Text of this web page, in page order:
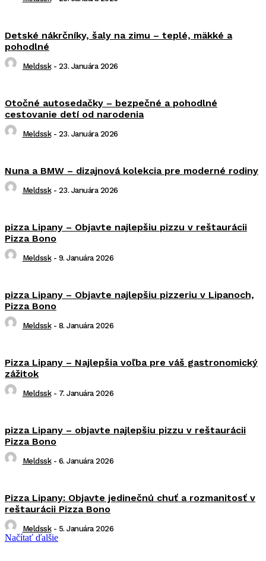
Detské nákrčníky, šaly na zimu – teplé, mäkké a
pohodlné
Meldssk - 23. Januára 2026
Otočné autosedačky – bezpečné a pohodlné
cestovanie detí od narodenia
Meldssk - 23. Januára 2026
Nuna a BMW – dizajnová kolekcia pre moderné rodiny
Meldssk - 23. Januára 2026
pizza Lipany – Objavte najlepšiu pizzu v reštaurácii
Pizza Bono
Meldssk - 9. Januára 2026
pizza Lipany – Objavte najlepšiu pizzeriu v Lipanoch,
Pizza Bono
Meldssk - 8. Januára 2026
Pizza Lipany – Najlepšia voľba pre váš gastronomický
zážitok
Meldssk - 7. Januára 2026
pizza Lipany – objavte najlepšiu pizzu v reštaurácii
Pizza Bono
Meldssk - 6. Januára 2026
Pizza Lipany: Objavte jedinečnú chuť a rozmanitosť v
reštaurácii Pizza Bono
Meldssk - 5. Januára 2026
Načítať ďalšie